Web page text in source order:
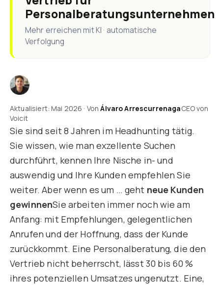
Personalberatungsunternehmen
Mehr erreichen mit KI · automatische
Verfolgung
Aktualisiert: Mai 2026 · VonÁlvaro ArrescurrenagaCEO von
Voicit
Sie sind seit 8 Jahren im Headhunting tätig.
Sie wissen, wie man exzellente Suchen
durchführt, kennen Ihre Nische in- und
auswendig und Ihre Kunden empfehlen Sie
weiter. Aber wenn es um … geht neue Kunden
gewinnenSie arbeiten immer noch wie am
Anfang: mit Empfehlungen, gelegentlichen
Anrufen und der Hoffnung, dass der Kunde
zurückkommt. Eine Personalberatung, die den
Vertrieb nicht beherrscht, lässt 30 bis 60 %
ihres potenziellen Umsatzes ungenutzt. Eine,